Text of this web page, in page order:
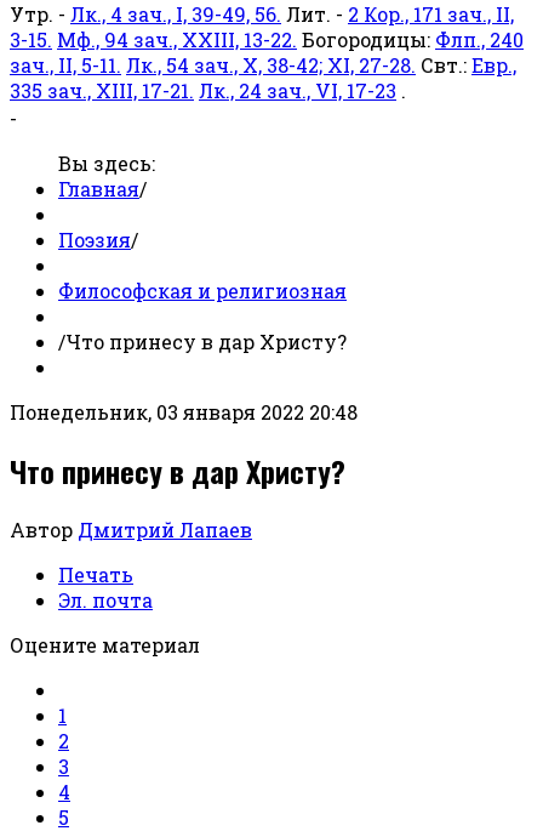
Утр. - Лк., 4 зач., I, 39-49, 56. Лит. - 2 Кор., 171 зач., II,
3-15. Мф., 94 зач., XXIII, 13-22. Богородицы: Флп., 240
зач., II, 5-11. Лк., 54 зач., X, 38-42; XI, 27-28. Свт.:Евр.,
335 зач., XIII, 17-21. Лк., 24 зач., VI, 17-23 .
-
Вы здесь:
Главная/
Поэзия/
Философская и религиозная
/Что принесу в дар Христу?
Понедельник, 03 января 2022 20:48
Что принесу в дар Христу?
Автор Дмитрий Лапаев
Печать
Эл. почта
Оцените материал
1
2
3
4
5